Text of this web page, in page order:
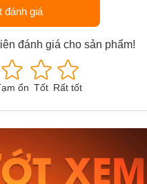
đánh giá
đánh giá cho sản phẩm!
ổn Tốt Rất tốt
Casio Nam MTS-
115D-1AVDF
2.823.000₫
2.399.550₫